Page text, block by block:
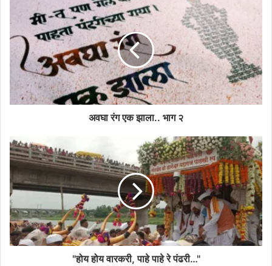
अवघा रंग एक झाला.. भाग २
"होय होय वारकरी, पाहे पाहे रे पंढरी…"